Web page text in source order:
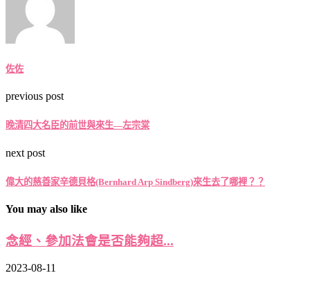
佐佐
previous post
晚清四大名臣的前世與來生—左宗棠
next post
偉大的慈善家辛德貝格(Bernhard Arp Sindberg)來生去了哪裡？？
You may also like
念經、參加法會是否能夠超...
2023-08-11